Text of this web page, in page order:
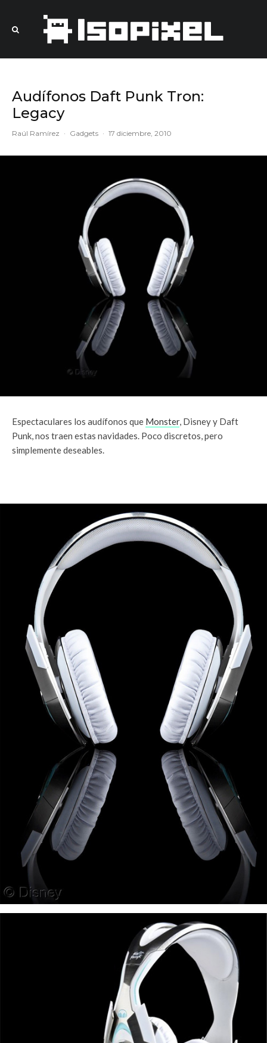
Audífonos Daft Punk Tron:
Legacy
Raúl Ramírez · Gadgets · 17 diciembre, 2010
Espectaculares los audífonos que Monster, Disney y Daft
Punk, nos traen estas navidades. Poco discretos, pero
simplemente deseables.